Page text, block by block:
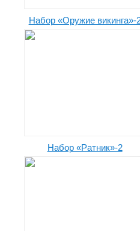
Набор «Оружие викинга»-
Набор «Ратник»-2